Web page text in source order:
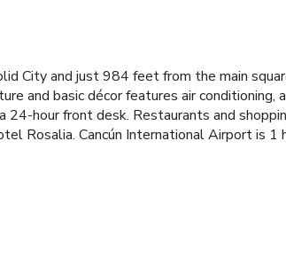
City and just 984 feet from the main
and basic décor features air
hour front desk. Restaurants and
Rosalia. Cancún International Airport is 1